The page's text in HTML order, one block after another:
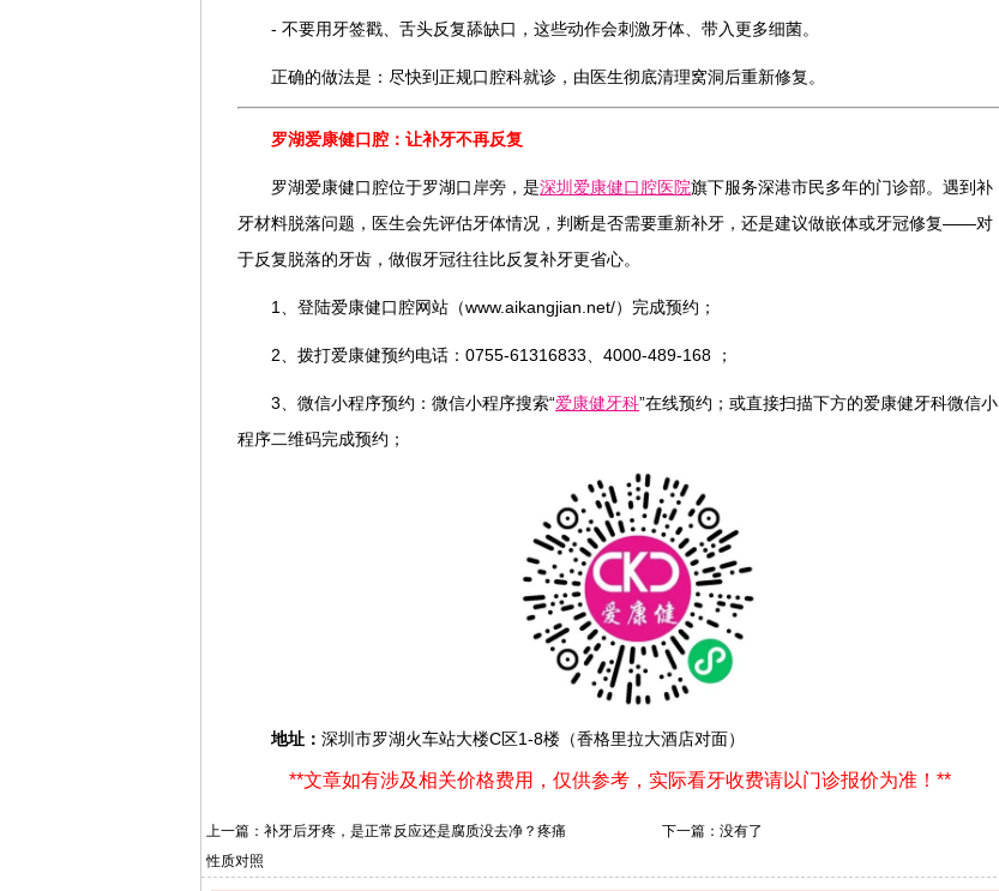
- 不要用牙签戳、舌头反复舔缺口，这些动作会刺激牙体、带入更多细菌。
正确的做法是：尽快到正规口腔科就诊，由医生彻底清理窝洞后重新修复。
罗湖爱康健口腔：让补牙不再反复
罗湖爱康健口腔位于罗湖口岸旁，是深圳爱康健口腔医院旗下服务深港市民多年的门诊部。遇到补
牙材料脱落问题，医生会先评估牙体情况，判断是否需要重新补牙，还是建议做嵌体或牙冠修复——对
于反复脱落的牙齿，做假牙冠往往比反复补牙更省心。
1、登陆爱康健口腔网站（www.aikangjian.net/）完成预约；
2、拨打爱康健预约电话：0755-61316833、4000-489-168 ；
3、微信小程序预约：微信小程序搜索“爱康健牙科”在线预约；或直接扫描下方的爱康健牙科微信小
程序二维码完成预约；
地址： 深圳市罗湖火车站大楼C区1-8楼（香格里拉大酒店对面）
**文章如有涉及相关价格费用，仅供参考，实际看牙收费请以门诊报价为准！**
上一篇： 补牙后牙疼，是正常反应还是腐质没去净？疼痛
性质对照
下一篇：没有了